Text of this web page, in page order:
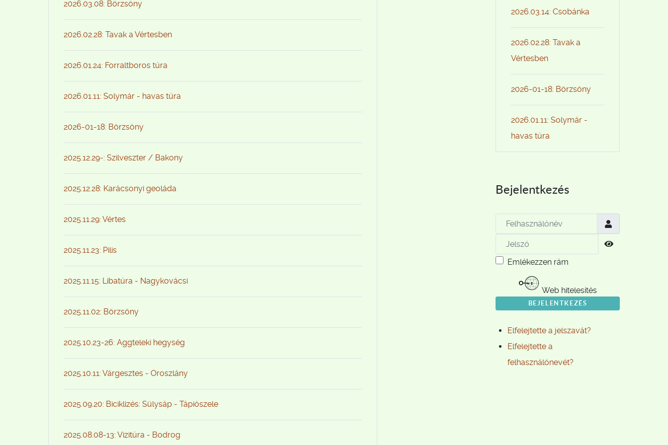
2026.03.08: Börzsöny
2026.02.28: Tavak a Vértesben
2026.01.24: Forraltboros túra
2026.01.11: Solymár - havas túra
2026-01-18: Börzsöny
2025.12.29-: Szilveszter / Bakony
2025.12.28: Karácsonyi geoláda
2025.11.29: Vértes
2025.11.23: Pilis
2025.11.15: Libatúra - Nagykovácsi
2025.11.02: Börzsöny
2025.10.23-26: Aggteleki hegység
2025.10.11: Várgesztes - Oroszlány
2025.09.20: Biciklizés: Sülysáp - Tápiószele
2025.08.08-13: Vizitúra - Bodrog
2026.03.14: Csobánka
2026.02.28: Tavak a
Vértesben
2026-01-18: Börzsöny
2026.01.11: Solymár -
havas túra
Bejelentkezés
Felhasználónév
Jelszó
Emlékezzen rám
Web hitelesítés
BEJELENTKEZÉS
Elfelejtette a jelszavát?
Elfelejtette a
felhasználónevét?